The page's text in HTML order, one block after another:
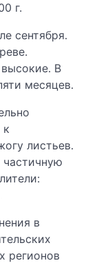
г.
сентября.
В
месяцев.
к
листьев.
в
регионов